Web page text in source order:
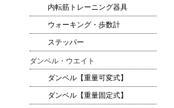
内転筋トレーニング器具
ウォーキング・歩数計
ステッパー
ダンベル・ウエイト
ダンベル【重量可変式】
ダンベル【重量固定式】